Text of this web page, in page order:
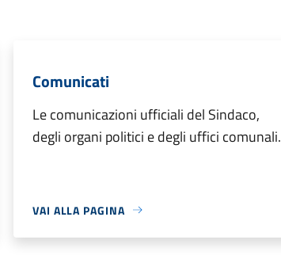
Comunicati
Le comunicazioni ufficiali del Sindaco,
degli organi politici e degli uffici comunali.
VAI ALLA PAGINA